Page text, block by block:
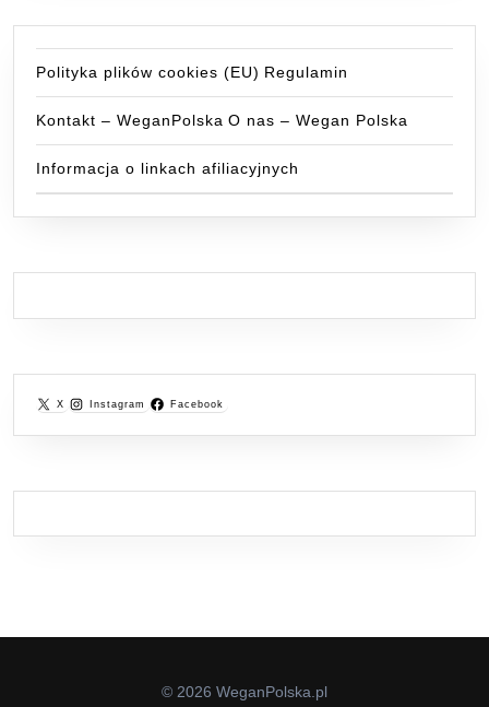
Polityka plików cookies (EU) Regulamin
Kontakt – WeganPolska O nas – Wegan Polska
Informacja o linkach afiliacyjnych
X Instagram Facebook
© 2026 WeganPolska.pl